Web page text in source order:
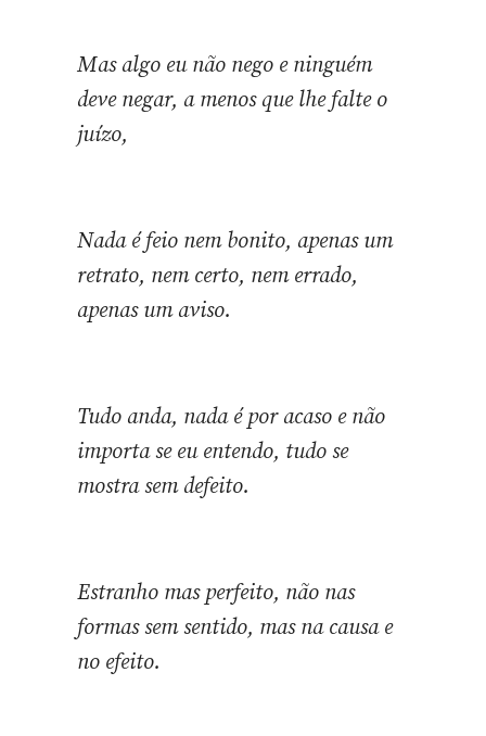
Mas algo eu não nego e ninguém
deve negar, a menos que lhe falte o
juízo,
Nada é feio nem bonito, apenas um
retrato, nem certo, nem errado,
apenas um aviso.
Tudo anda, nada é por acaso e não
importa se eu entendo, tudo se
mostra sem defeito.
Estranho mas perfeito, não nas
formas sem sentido, mas na causa e
no efeito.